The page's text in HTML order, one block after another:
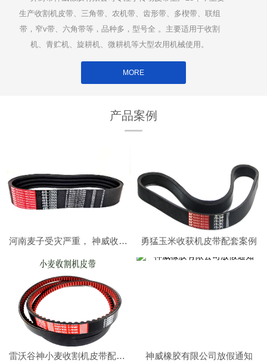
生产收割机皮带、三角带、农机带、齿形带、多楔带、联组
带，窄v带、六角带等，品种多，型号全 。主要适用于收割
机、青贮机、旋耕机、微耕机等大型农用机械使用。
MORE
产品案例
河南麦子受灾严重， 神威收割机皮带在南阳社旗助力小麦收割顺利进行 勇猛玉米收获机皮带配套案例
雷沃谷神小麦收割机皮带配套案例 神威橡胶有限公司放假通知